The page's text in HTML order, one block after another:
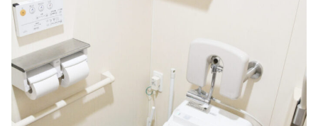
【衝撃画像】居候してる男女がヤリ始めたんやがｗｗ
ｗｗこの画像は…ヤバすぎる… / NEWまとめサイトアン
テナ！ NEW!
【九州名物】鶏刺し食べた医師、全身麻痺へ…「死ん
だほうが良かったと思っていた」 / VIP・ネタ・オール
ジャンル – New World Antenna
NEW! (8/8 16:27)
【画像】障害持ち社長「金さえあれば男はいくらでも
モテるという事を証明してる」 / 2chまとめアンテナ！
NEW!
(8/8 14:29)